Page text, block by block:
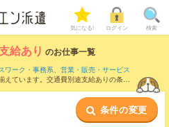
気になる! ログイン 検索
給あり のお仕事一覧
ワーク・事務系、 営業・販売・サービス
えています。交通費別途支給ありの条件
条件の変更